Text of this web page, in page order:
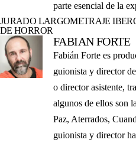
parte esencial de la
JURADO LARGOMETRAJE
DE HORROR
FABIAN FORTE
Fabián Forte es
guionista y director
o director asistente,
algunos de ellos son
Paz, Aterrados,
guionista y director